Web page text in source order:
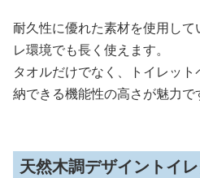
耐久性に優れた素材を使用し
レ環境でも長く使えます。
タオルだけでなく、トイレッ
納できる機能性の高さが魅力で
天然木調デザイントイ